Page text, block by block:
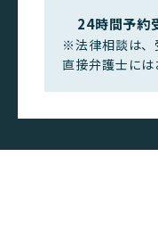
24時間予約
※法律相談は、
直接弁護士には